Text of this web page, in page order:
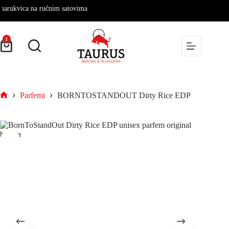
na ručnim satovima
1
Parfemi BORNTOSTANDOUT Dirty Rice EDP